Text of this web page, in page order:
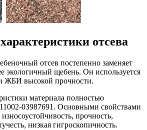
отсева
отсев постепенно заменяет
экологичный щебень. Он используется
ЖБИ высокой прочности.
материала полностью
03987691. Основными свойствами
прочность,
низкая гигроскопичность.